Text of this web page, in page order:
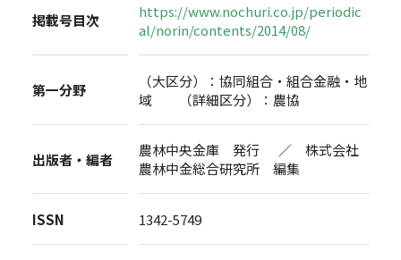
掲載号目次
https://www.nochuri.co.jp/periodic
al/norin/contents/2014/08/
第一分野
（大区分）：協同組合・組合金融・地
域 （詳細区分）：農協
出版者・編者
農林中央金庫 発行 ／ 株式会社
農林中金総合研究所 編集
ISSN 1342-5749